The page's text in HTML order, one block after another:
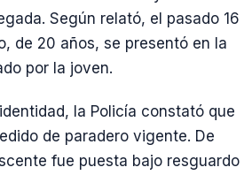
Según relató, el pasado 16
de 20 años, se presentó en la
por la joven.
la Policía constató que
de paradero vigente. De
fue puesta bajo resguardo